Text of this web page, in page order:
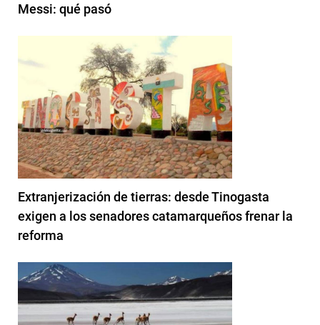
Messi: qué pasó
Extranjerización de tierras: desde Tinogasta
exigen a los senadores catamarqueños frenar la
reforma